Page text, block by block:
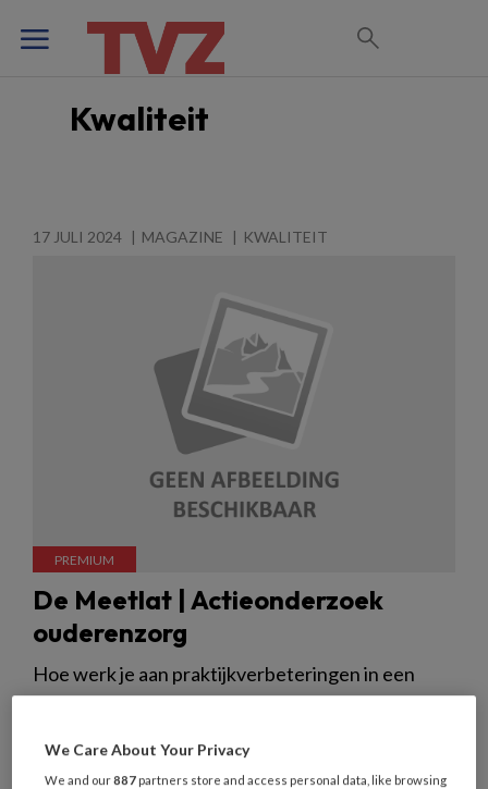
Kwaliteit
17 JULI 2024 MAGAZINE KWALITEIT
De Meetlat | Actieonderzoek
ouderenzorg
Hoe werk je aan praktijkverbeteringen in een
sector die zo onder druk staat als de langdurige
We Care About Your Privacy
We and our887 partners store and access personal data, like browsing